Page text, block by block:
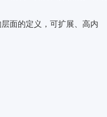
面的定义，可扩展、高内